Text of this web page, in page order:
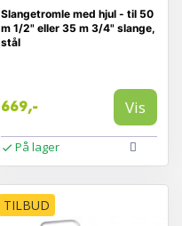
Slangetromle med hjul - til 50
m 1/2" eller 35 m 3/4" slange,
stål
669,- Vis
På lager
TILBUD